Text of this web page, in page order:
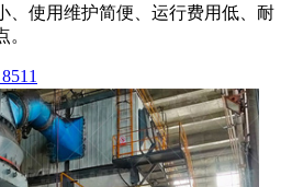
、使用维护简便、运行费用低、耐